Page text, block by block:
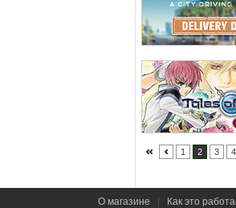
1 2 3 4
О магазине Как это